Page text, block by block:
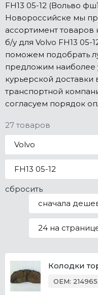
FH13 05-12 (Вольво
Новороссийске мы
ассортимент товаров
б/у для Volvo FH13
поможем подобрать
предложим наиболее
курьерской доставки
транспортной
согласуем порядок
27 товаров
Volvo
FH13 05-12
сбросить
сначала
24 на
Колодки
OEM: